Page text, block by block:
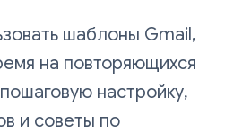
шаблоны Gmail,
на повторяющихся
настройку,
и советы по